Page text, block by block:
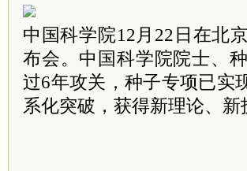
中国科学院12月22日在北
布会。中国科学院院士、
过6年攻关，种子专项已实
系化突破，获得新理论、